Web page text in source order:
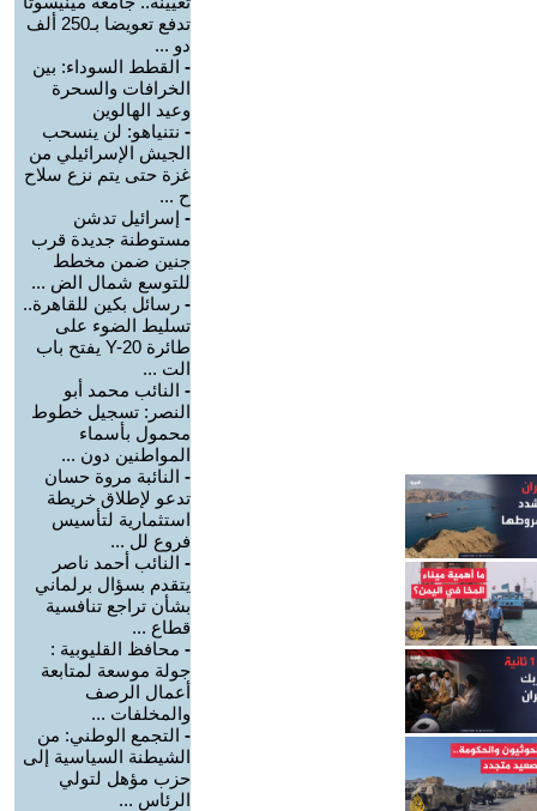
تدفع تعويضا بـ250 ألف
دو ...
- القطط السوداء: بين
الخرافات والسحرة
وعيد الهالوين
- نتنياهو: لن ينسحب
الجيش الإسرائيلي من
غزة حتى يتم نزع سلاح
ح ...
- إسرائيل تدشن
مستوطنة جديدة قرب
جنين ضمن مخطط
للتوسع شمال الض ...
- رسائل بكين للقاهرة..
تسليط الضوء على
طائرة Y-20 يفتح باب
الت ...
- النائب محمد أبو
النصر: تسجيل خطوط
محمول بأسماء
المواطنين دون ...
- النائبة مروة حسان
تدعو لإطلاق خريطة
استثمارية لتأسيس
فروع لل ...
- النائب أحمد ناصر
يتقدم بسؤال برلماني
بشأن تراجع تنافسية
قطاع ...
- محافظ القليوبية :
جولة موسعة لمتابعة
أعمال الرصف
والمخلفات ...
- التجمع الوطني: من
الشيطنة السياسية إلى
حزب مؤهل لتولي
الرئاس ...